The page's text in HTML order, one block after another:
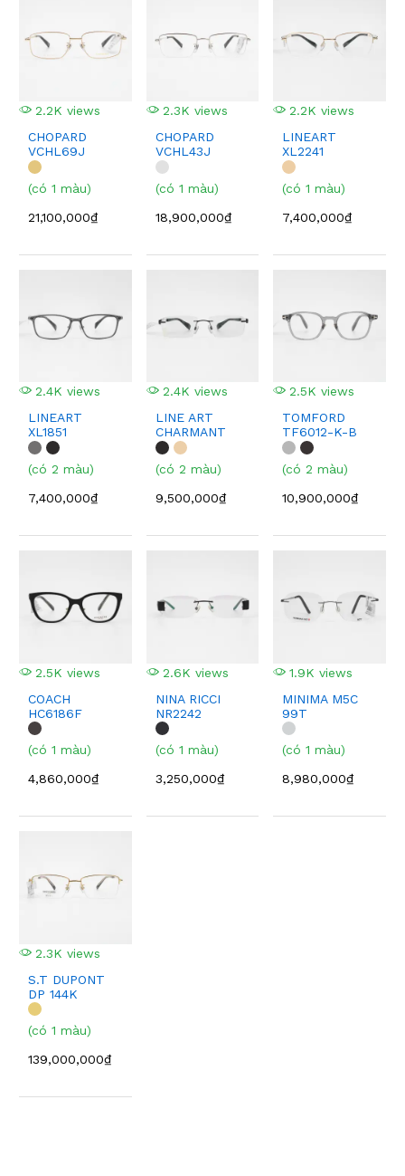
2.2K views
CHOPARD
VCHL69J
(có 1 màu)
21,100,000₫
2.3K views
CHOPARD
VCHL43J
(có 1 màu)
18,900,000₫
2.2K views
LINEART
XL2241
(có 1 màu)
7,400,000₫
2.4K views
LINEART
XL1851
(có 2 màu)
7,400,000₫
2.4K views
LINE ART
CHARMANT
XL2249
(có 2 màu)
9,500,000₫
2.5K views
TOMFORD
TF6012-K-B
ECO
(có 2 màu)
10,900,000₫
2.5K views
COACH
HC6186F
(có 1 màu)
4,860,000₫
2.6K views
NINA RICCI
NR2242
(có 1 màu)
3,250,000₫
1.9K views
MINIMA M5C
99T
(có 1 màu)
8,980,000₫
2.3K views
S.T DUPONT
DP 144K
(có 1 màu)
139,000,000₫